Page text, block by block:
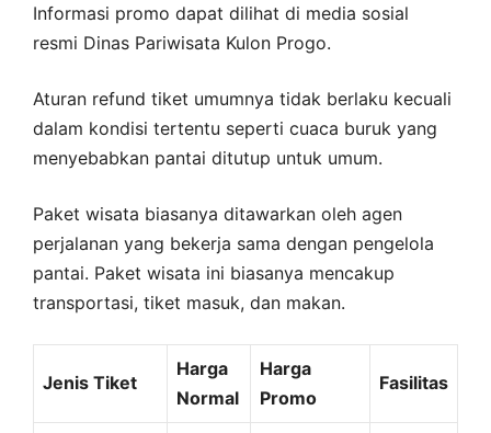
Informasi promo dapat dilihat di media sosial
resmi Dinas Pariwisata Kulon Progo.
Aturan refund tiket umumnya tidak berlaku kecuali
dalam kondisi tertentu seperti cuaca buruk yang
menyebabkan pantai ditutup untuk umum.
Paket wisata biasanya ditawarkan oleh agen
perjalanan yang bekerja sama dengan pengelola
pantai. Paket wisata ini biasanya mencakup
transportasi, tiket masuk, dan makan.
Jenis Tiket
Harga
Normal
Harga
Promo
Fasilitas